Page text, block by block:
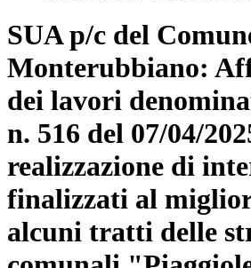
SUA p/c del
Monterubbiano:
dei lavori
n. 516 del 07/04/
realizzazione di
finalizzati al
alcuni tratti delle